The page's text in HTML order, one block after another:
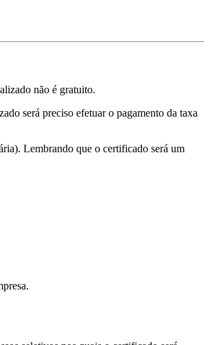
não é gratuito.
será preciso efetuar o pagamento da taxa
Lembrando que o certificado será um